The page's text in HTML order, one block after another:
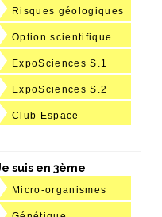
Risques géologiques
Option scientifique
ExpoSciences S.1
ExpoSciences S.2
Club Espace
suis en 3ème
Micro-organismes